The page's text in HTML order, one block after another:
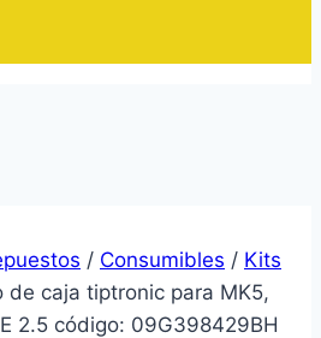
/ Consumibles / Kits
de caja tiptronic para MK5,
2.5 código: 09G398429BH